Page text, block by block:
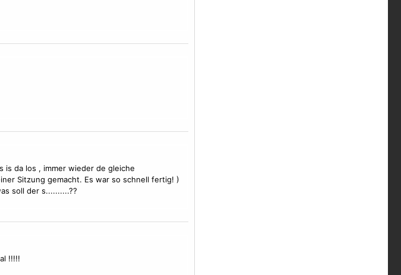
is da los , immer wieder de gleiche
Sitzung gemacht. Es war so schnell fertig! )
soll der s..........??
!!!!!